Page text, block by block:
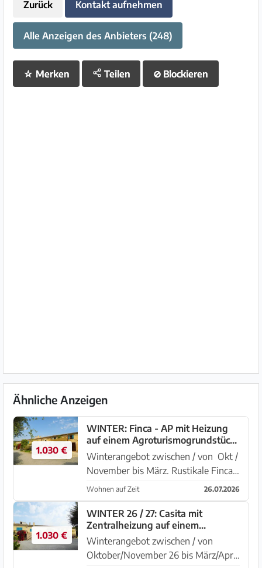
Zurück Kontakt aufnehmen
Alle Anzeigen des Anbieters (248)
☆ Merken Teilen ⊘ Blockieren
Ähnliche Anzeigen
1.030 €
WINTER: Finca - AP mit Heizung
auf einem Agroturismogrundstück
bei Manacor -- F 25 b
Winterangebot zwischen / von Okt /
November bis März. Rustikale Finca
PETIT mit 2 weitere Häusern und 2
Pools bei Manacor. Das komplett
eingezäunte Grundstück von mehr
als 100.000 m2 liegt in ...
Wohnen auf Zeit 26.07.2026
1.030 €
WINTER 26 / 27: Casita mit
Zentralheizung auf einem
Gemeinschaftsgrundstück bei
Manacor -- F 250 a
Winterangebot zwischen / von
Oktober/November 26 bis März/April